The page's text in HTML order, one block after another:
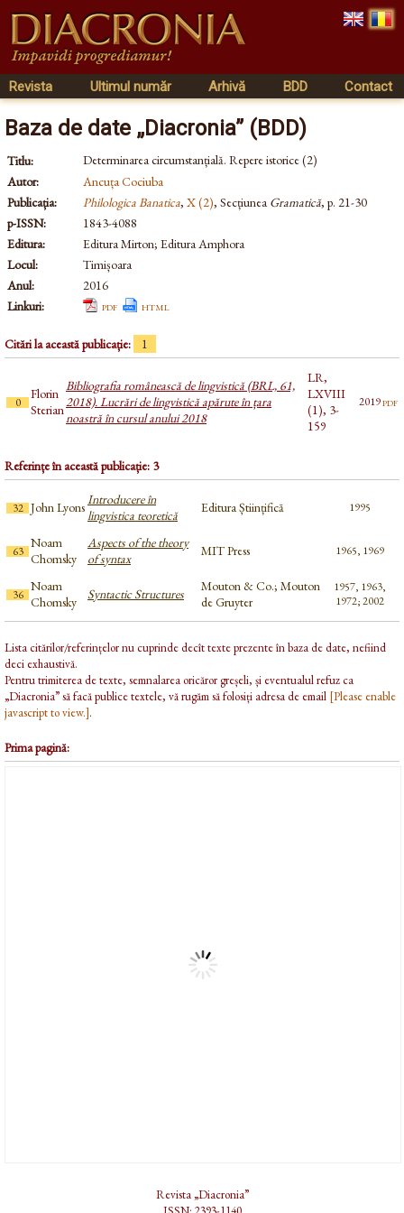
Revista Ultimul număr Arhivă BDD Contact
Baza de date „Diacronia” (BDD)
Titlu:
Determinarea circumstanțială. Repere istorice (2)
Autor:
Ancuța Cociuba
Publicația:
Philologica Banatica, X (2), SecțiuneaGramatică, p. 21-30
p-ISSN:
1843-4088
Editura:
Editura Mirton; Editura Amphora
Locul:
Timișoara
Anul:
2016
Linkuri:
pdf html
Citări la această publicație: 1
0
Florin
Sterian
Bibliografia românească de lingvistică (BRL, 61,
2018). Lucrări de lingvistică apărute în țara
noastră în cursul anului 2018
LR,
LXVIII
(1), 3-
159
2019pdf
Referințe în această publicație: 3
32 John LyonsIntroducere în
lingvistica teoretică
Editura Științifică 1995
63
Noam
Chomsky
Aspects of the theory
of syntax
MIT Press 1965, 1969
36
Noam
Chomsky
Syntactic Structures
Mouton & Co.; Mouton
de Gruyter
1957, 1963,
1972; 2002
Lista citărilor/referințelor nu cuprinde decît texte prezente în baza de date, nefiind
deci exhaustivă.
Pentru trimiterea de texte, semnalarea oricăror greșeli, și eventualul refuz ca
„Diacronia” să facă publice textele, vă rugăm să folosiți adresa de email [Please enable
javascript to view.].
Prima pagină:
Revista „Diacronia”